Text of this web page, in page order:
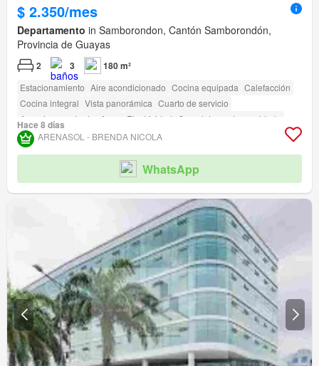
$ 2.350/mes
Departamento in Samborondon, Cantón Samborondón,
Provincia de Guayas
2 3 180 m²
Estacionamiento Aire acondicionado Cocina equipada Calefacción
Cocina integral Vista panorámica Cuarto de servicio
Armario empotrado
Agua Electricidad
Completamente amoblado
Gimnasio Piscina Área para niños Garita de guardianía
Hace 8 días
ARENASOL - BRENDA NICOLA
WhatsApp